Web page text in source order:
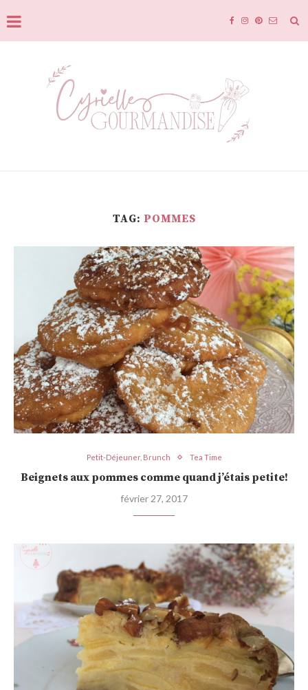
TAG: POMMES
Petit-Déjeuner, Brunch Tea Time
Beignets aux pommes comme quand j’étais petite!
février 27, 2017